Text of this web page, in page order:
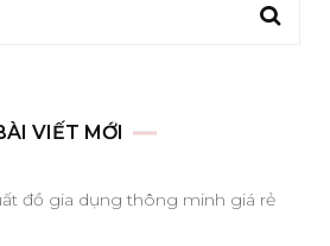
VIẾT MỚI
đồ gia dụng thông minh giá rẻ